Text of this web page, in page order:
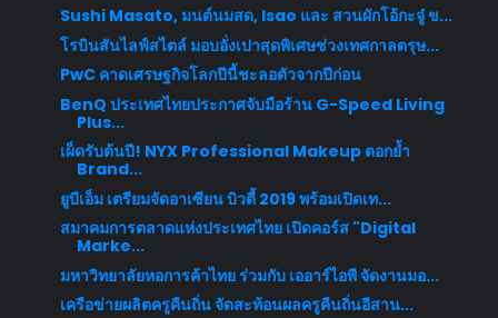
Sushi Masato, มนต์นมสด, Isao และ สวนผักโอ้กะจู๋ ข...
โรบินสันไลฟ์สไตล์ มอบอั่งเปาสุดพิเศษช่วงเทศกาลตรุษ...
PwC คาดเศรษฐกิจโลกปีนี้ชะลอตัวจากปีก่อน
BenQ ประเทศไทยประกาศจับมือร้าน G-Speed Living
Plus...
เผ็ดรับต้นปี! NYX Professional Makeup ตอกย้ำ
Brand...
ยูบีเอ็ม เตรียมจัดอาเซียน บิวตี้ 2019 พร้อมเปิดเท...
สมาคมการตลาดแห่งประเทศไทย เปิดคอร์ส "Digital
Marke...
มหาวิทยาลัยหอการค้าไทย ร่วมกับ เออาร์ไอพี จัดงานมอ...
เครือข่ายผลิตครูคืนถิ่น จัดสะท้อนผลครูคืนถิ่นอีสาน...